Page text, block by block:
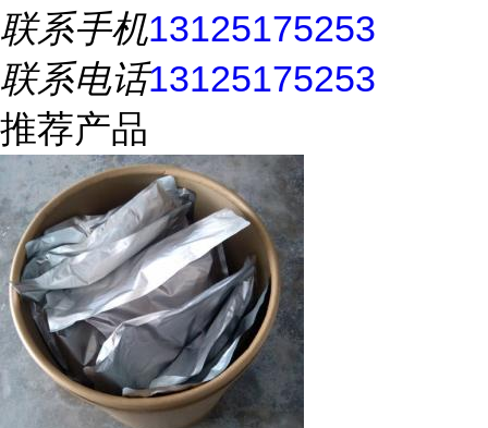
联系手机13125175253
联系电话13125175253
推荐产品